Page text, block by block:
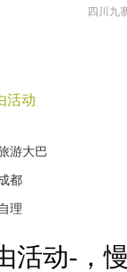
四川九
活动
游大巴
都
自理
活动-，